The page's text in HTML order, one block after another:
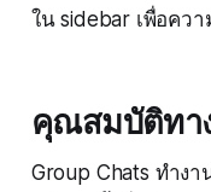
ใน sidebar เพื่อคว
คุณสมบัติทา
Group Chats ทำง